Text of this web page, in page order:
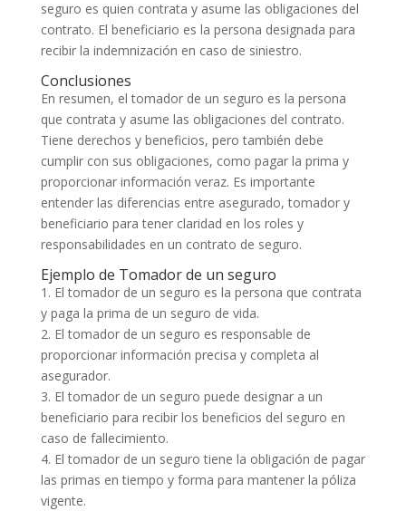
seguro es quien contrata y asume las obligaciones del
contrato. El beneficiario es la persona designada para
recibir la indemnización en caso de siniestro.
Conclusiones
En resumen, el tomador de un seguro es la persona
que contrata y asume las obligaciones del contrato.
Tiene derechos y beneficios, pero también debe
cumplir con sus obligaciones, como pagar la prima y
proporcionar información veraz. Es importante
entender las diferencias entre asegurado, tomador y
beneficiario para tener claridad en los roles y
responsabilidades en un contrato de seguro.
Ejemplo de Tomador de un seguro
1. El tomador de un seguro es la persona que contrata
y paga la prima de un seguro de vida.
2. El tomador de un seguro es responsable de
proporcionar información precisa y completa al
asegurador.
3. El tomador de un seguro puede designar a un
beneficiario para recibir los beneficios del seguro en
caso de fallecimiento.
4. El tomador de un seguro tiene la obligación de pagar
las primas en tiempo y forma para mantener la póliza
vigente.